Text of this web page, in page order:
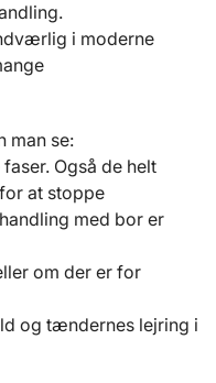
i moderne
man se:
Også de helt
at stoppe
med bor er
om der er for
og tændernes lejring i